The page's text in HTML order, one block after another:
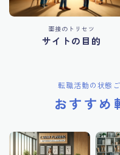
面接のトリセツ
サイトの目的
転職活動の状態
おすすめ